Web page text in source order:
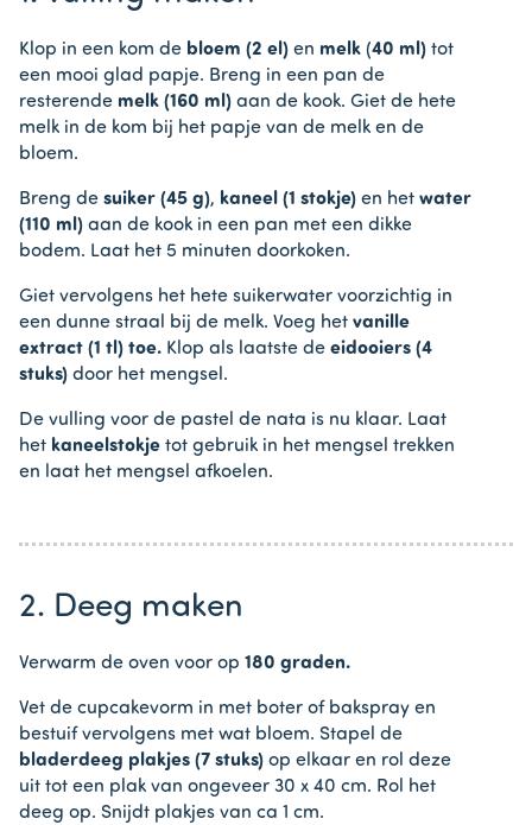
Klop in een kom de bloem (2 el) en melk (40 ml) tot
een mooi glad papje. Breng in een pan de
resterende melk (160 ml) aan de kook. Giet de hete
melk in de kom bij het papje van de melk en de
bloem.
Breng de suiker (45 g), kaneel (1 stokje) en het water
(110 ml) aan de kook in een pan met een dikke
bodem. Laat het 5 minuten doorkoken.
Giet vervolgens het hete suikerwater voorzichtig in
een dunne straal bij de melk. Voeg het vanille
extract (1 tl) toe. Klop als laatste de eidooiers (4
stuks) door het mengsel.
De vulling voor de pastel de nata is nu klaar. Laat
het kaneelstokje tot gebruik in het mengsel trekken
en laat het mengsel afkoelen.
2. Deeg maken
Verwarm de oven voor op 180 graden.
Vet de cupcakevorm in met boter of bakspray en
bestuif vervolgens met wat bloem. Stapel de
bladerdeeg plakjes (7 stuks) op elkaar en rol deze
uit tot een plak van ongeveer 30 x 40 cm. Rol het
deeg op. Snijdt plakjes van ca 1 cm.